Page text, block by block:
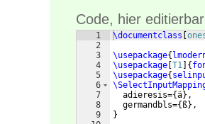
Code, hier
1
2
3
4
5
6
7
8
9
\documentclass
\usepackage{
\usepackage T1 {
\usepackage{
  adieresis=
{ä} ,
  germandbls=
{ ß} ,
}